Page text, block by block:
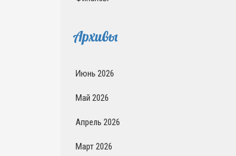
Архивы
Июнь 2026
Май 2026
Апрель 2026
Март 2026